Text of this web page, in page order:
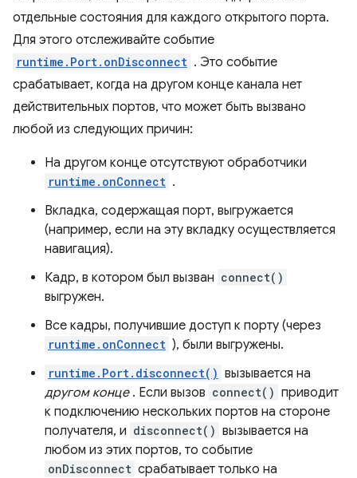
отдельные состояния для каждого открытого порта.
Для этого отслеживайте событие
runtime.Port.onDisconnect . Это событие
срабатывает, когда на другом конце канала нет
действительных портов, что может быть вызвано
любой из следующих причин:
На другом конце отсутствуют обработчики
runtime.onConnect .
Вкладка, содержащая порт, выгружается
(например, если на эту вкладку осуществляется
навигация).
Кадр, в котором был вызван connect()
выгружен.
Все кадры, получившие доступ к порту (через
runtime.onConnect ), были выгружены.
runtime.Port.disconnect() вызывается на
другом конце. Если вызов connect() приводит
к подключению нескольких портов на стороне
получателя, и disconnect() вызывается на
любом из этих портов, то событие
onDisconnect срабатывает только на